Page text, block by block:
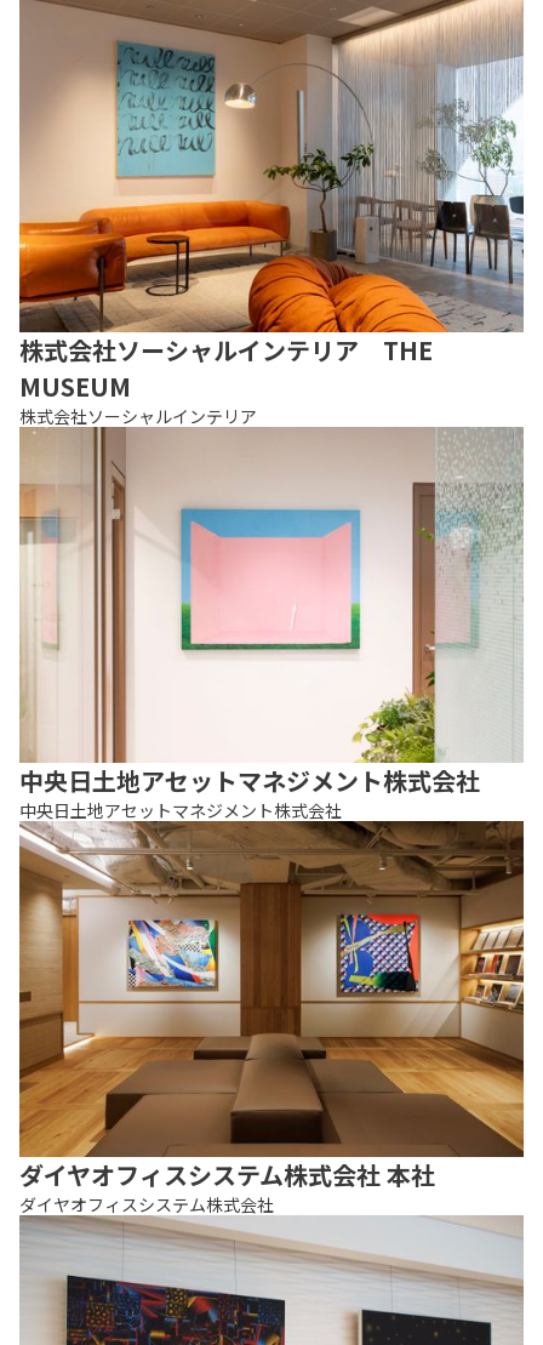
株式会社ソーシャルインテリア THE
MUSEUM
株式会社ソーシャルインテリア
中央日土地アセットマネジメント株式会社
中央日土地アセットマネジメント株式会社
ダイヤオフィスシステム株式会社 本社
ダイヤオフィスシステム株式会社